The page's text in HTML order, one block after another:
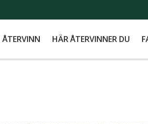
HÄR ÅTERVINNER DU